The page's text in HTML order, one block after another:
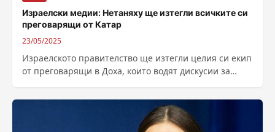
Израелски медии: Нетаняху ще изтегли всичките си
преговарящи от Катар
23/05/2025
Израелското правителство ще изтегли целия си екип
от преговарящи в Доха, които водят дискусии за